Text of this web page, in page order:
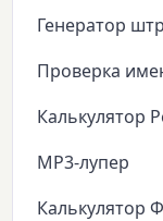
Генератор
Проверка
Калькулятор
MP3-лупер
Калькулятор